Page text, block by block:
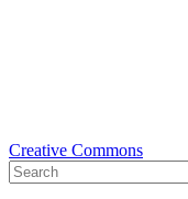
Creative Commons